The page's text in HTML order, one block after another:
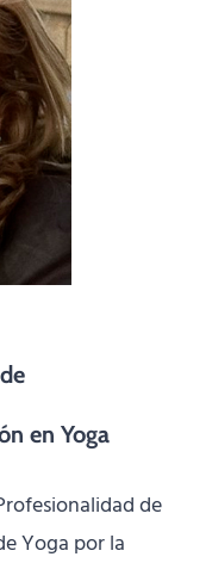
en Yoga
de
Yoga por la